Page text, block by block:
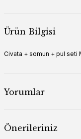
Ürün Bilgisi
Civata + somun + pul seti
Yorumlar
Önerileriniz